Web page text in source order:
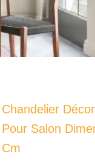
Chandelier
Pour Salon
Cm